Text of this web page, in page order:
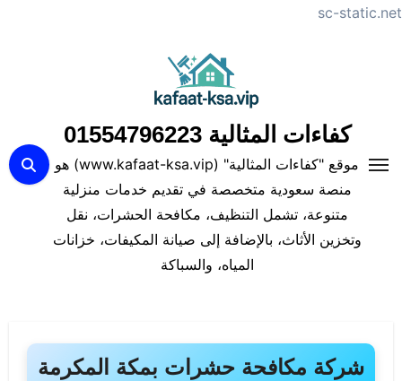
sc-static.net
كفاءات المثالية 01554796223
موقع "كفاءات المثالية" (www.kafaat-ksa.vip) هو
منصة سعودية متخصصة في تقديم خدمات منزلية
متنوعة، تشمل التنظيف، مكافحة الحشرات، نقل
وتخزين الأثاث، بالإضافة إلى صيانة المكيفات، خزانات
المياه، والسباكة
شركة مكافحة حشرات بمكة المكرمة